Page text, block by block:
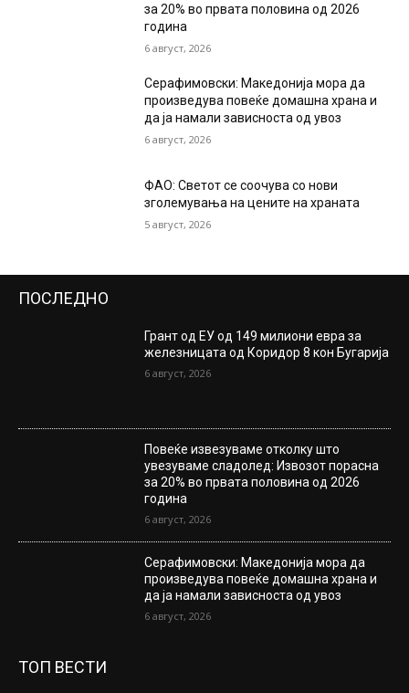
за 20% во првата половина од 2026
година
6 август, 2026
Серафимовски: Македонија мора да
произведува повеќе домашна храна и
да ја намали зависноста од увоз
6 август, 2026
ФАО: Светот се соочува со нови
зголемувања на цените на храната
5 август, 2026
ПОСЛЕДНО
Грант од ЕУ од 149 милиони евра за
железницата од Коридор 8 кон Бугарија
6 август, 2026
Повеќе извезуваме отколку што
увезуваме сладолед: Извозот порасна
за 20% во првата половина од 2026
година
6 август, 2026
Серафимовски: Македонија мора да
произведува повеќе домашна храна и
да ја намали зависноста од увоз
6 август, 2026
ТОП ВЕСТИ